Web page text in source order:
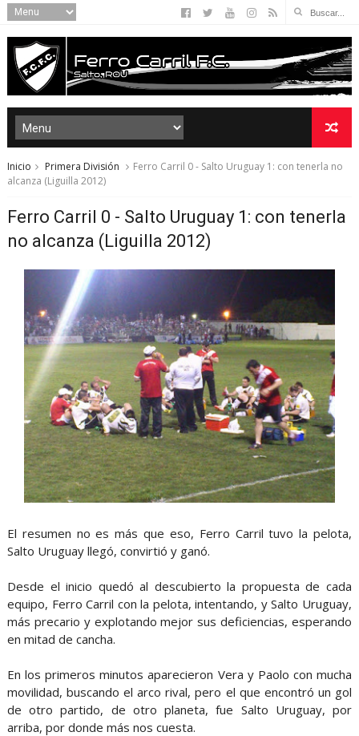
Inicio Primera División
Ferro Carril 0 - Salto Uruguay 1: con tenerla no
alcanza (Liguilla 2012)
Ferro Carril 0 - Salto Uruguay 1: con tenerla
no alcanza (Liguilla 2012)
El resumen no es más que eso, Ferro Carril tuvo la pelota,
Salto Uruguay llegó, convirtió y ganó.
Desde el inicio quedó al descubierto la propuesta de cada
equipo, Ferro Carril con la pelota, intentando, y Salto Uruguay,
más precario y explotando mejor sus deficiencias, esperando
en mitad de cancha.
En los primeros minutos aparecieron Vera y Paolo con mucha
movilidad, buscando el arco rival, pero el que encontró un gol
de otro partido, de otro planeta, fue Salto Uruguay, por
arriba, por donde más nos cuesta.